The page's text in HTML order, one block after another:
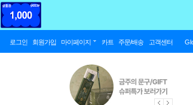
로그인 회원가입 마이페이지 카트 주문/배송 고객센터